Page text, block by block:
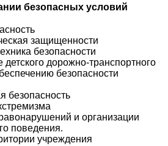
безопасных условий
защищенности
безопасности
дорожно-транспортного
безопасности
безопасность
и организации
поведения.
учреждения